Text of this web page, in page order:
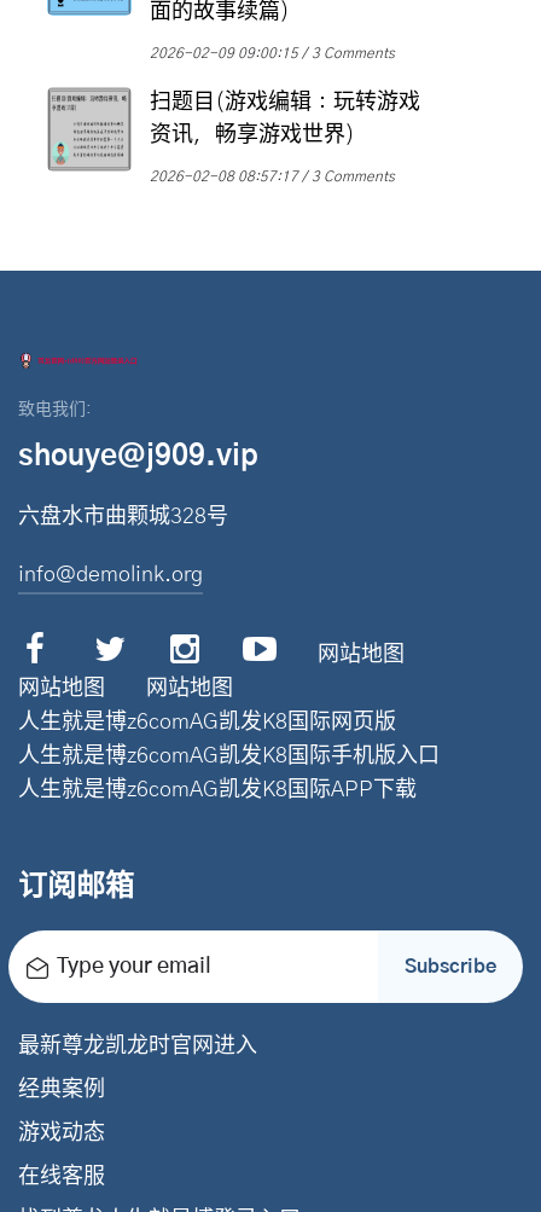
面的故事续篇)
2026-02-09 09:00:15 3 Comments
扫题目(游戏编辑：玩转游戏
资讯，畅享游戏世界)
2026-02-08 08:57:17 3 Comments
致电我们:
shouye@j909.vip
六盘水市曲颗城328号
info@demolink.org
网站地图
网站地图
网站地图
人生就是博z6comAG凯发K8国际网页版
人生就是博z6comAG凯发K8国际手机版入口
人生就是博z6comAG凯发K8国际APP下载
订阅邮箱
Type your email Subscribe
最新尊龙凯龙时官网进入
经典案例
游戏动态
在线客服